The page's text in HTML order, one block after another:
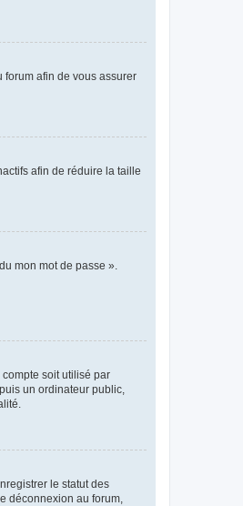
forum afin de vous assurer
afin de réduire la taille
mon mot de passe ».
soit utilisé par
un ordinateur public,
le statut des
déconnexion au forum,